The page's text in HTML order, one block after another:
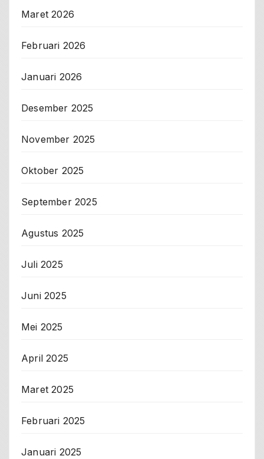
Maret 2026
Februari 2026
Januari 2026
Desember 2025
November 2025
Oktober 2025
September 2025
Agustus 2025
Juli 2025
Juni 2025
Mei 2025
April 2025
Maret 2025
Februari 2025
Januari 2025